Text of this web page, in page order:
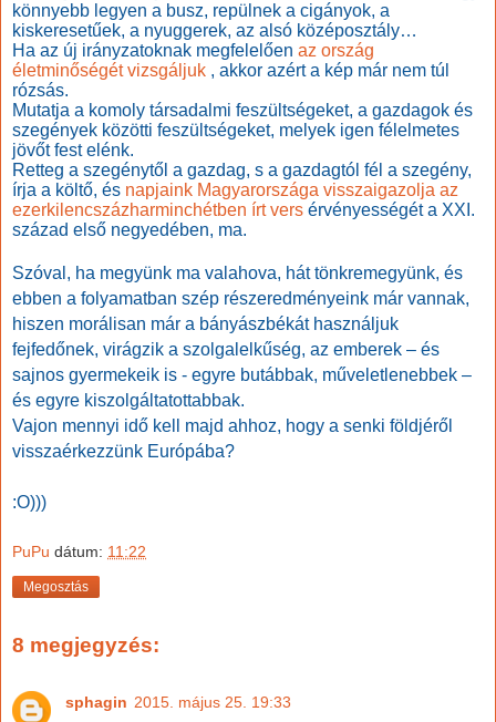
könnyebb legyen a busz, repülnek a cigányok, a
kiskeresetűek, a nyuggerek, az alsó középosztály…
Ha az új irányzatoknak megfelelően az ország
életminőségét vizsgáljuk , akkor azért a kép már nem túl
rózsás.
Mutatja a komoly társadalmi feszültségeket, a gazdagok és
szegények közötti feszültségeket, melyek igen félelmetes
jövőt fest elénk.
Retteg a szegénytől a gazdag, s a gazdagtól fél a szegény,
írja a költő, és napjaink Magyarországa visszaigazolja az
ezerkilencszázharminchétben írt vers érvényességét a XXI.
század első negyedében, ma.
Szóval, ha megyünk ma valahova, hát tönkremegyünk, és
ebben a folyamatban szép részeredményeink már vannak,
hiszen morálisan már a bányászbékát használjuk
fejfedőnek, virágzik a szolgalelkűség, az emberek – és
sajnos gyermekeik is - egyre butábbak, műveletlenebbek –
és egyre kiszolgáltatottabbak.
Vajon mennyi idő kell majd ahhoz, hogy a senki földjéről
visszaérkezzünk Európába?
:O)))
PuPu dátum: 11:22
Megosztás
8 megjegyzés:
sphagin 2015. május 25. 19:33